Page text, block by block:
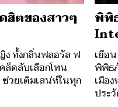
ฮิตของสาวๆ
ทั้งกลิ่นฟลอรัล ฟ
ล็ดลับเลือกโทน
วยเติมเสน่ห์ในทุก
พิพิ
เยือ
พิพิธ
เมือ
ประ